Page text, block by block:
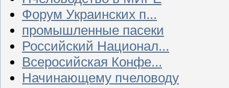
Форум Украинских п...
промышленные пасеки
Российский Национал...
Всеросийская Конфе...
Начинающему пчеловоду